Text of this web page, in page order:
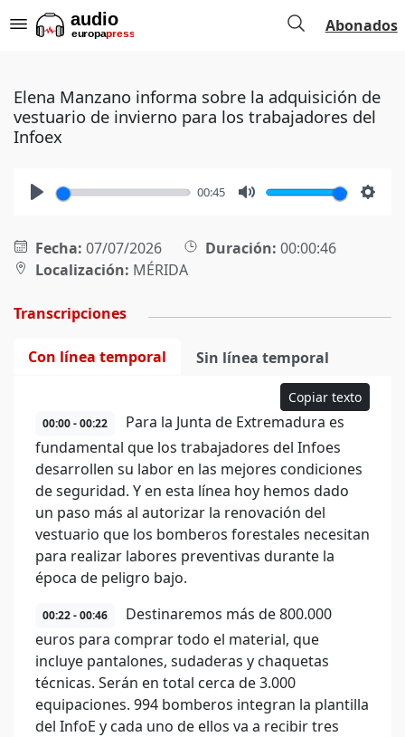
Abonados
Elena Manzano informa sobre la adquisición de
vestuario de invierno para los trabajadores del
Infoex
00:45
Fecha: 07/07/2026 Duración: 00:00:46
Localización: MÉRIDA
Transcripciones
Con línea temporal Sin línea temporal
Copiar texto
00:00 - 00:22
Para la Junta de Extremadura es
fundamental que los trabajadores del Infoes
desarrollen su labor en las mejores condiciones
de seguridad. Y en esta línea hoy hemos dado
un paso más al autorizar la renovación del
vestuario que los bomberos forestales necesitan
para realizar labores preventivas durante la
época de peligro bajo.
00:22 - 00:46
Destinaremos más de 800.000
euros para comprar todo el material, que
incluye pantalones, sudaderas y chaquetas
técnicas. Serán en total cerca de 3.000
equipaciones. 994 bomberos integran la plantilla
del InfoE y cada uno de ellos va a recibir tres